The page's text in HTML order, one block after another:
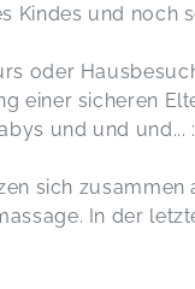
Kindes und noch
oder
einer sicheren
und und und...
sich
In der